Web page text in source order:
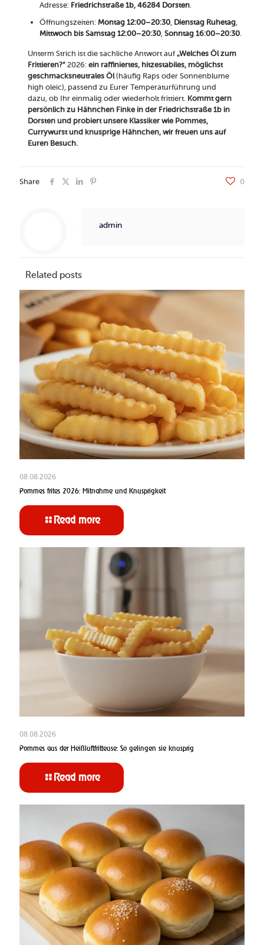
Adresse: Friedrichstraße 1b, 46284 Dorsten.
Öffnungszeiten: Montag 12:00–20:30, Dienstag Ruhetag,
Mittwoch bis Samstag 12:00–20:30, Sonntag 16:00–20:30.
Unterm Strich ist die sachliche Antwort auf „Welches Öl zum
Frittieren?“2026: ein raffiniertes, hitzestabiles, möglichst
geschmacksneutrales Öl(häufig Raps oder Sonnenblume
high oleic), passend zu Eurer Temperaturführung und
dazu, ob Ihr einmalig oder wiederholt frittiert. Kommt gern
persönlich zu Hähnchen Finke in der Friedrichstraße 1b in
Dorsten und probiert unsere Klassiker wie Pommes,
Currywurst und knusprige Hähnchen, wir freuen uns auf
Euren Besuch.
Share 0
admin
Related posts
08.08.2026
Pommes frites 2026: Mitnahme und Knusprigkeit
Read more
08.08.2026
Pommes aus der Heißluftfritteuse: So gelingen sie knusprig
Read more